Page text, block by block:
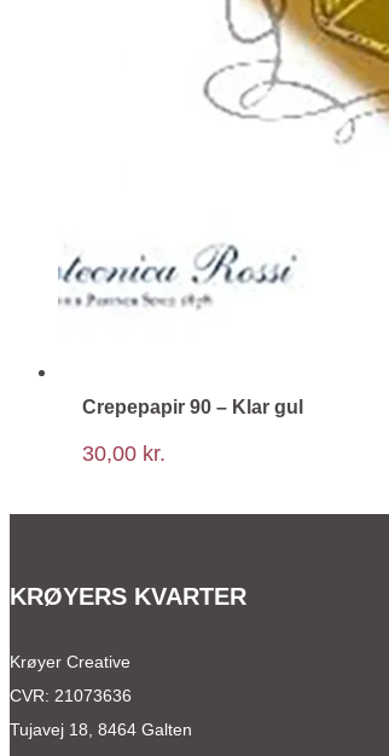
Crepepapir 90 – Klar gul
30,00 kr.
KRØYERS KVARTER
Krøyer Creative
CVR: 21073636
Tujavej 18, 8464 Galten